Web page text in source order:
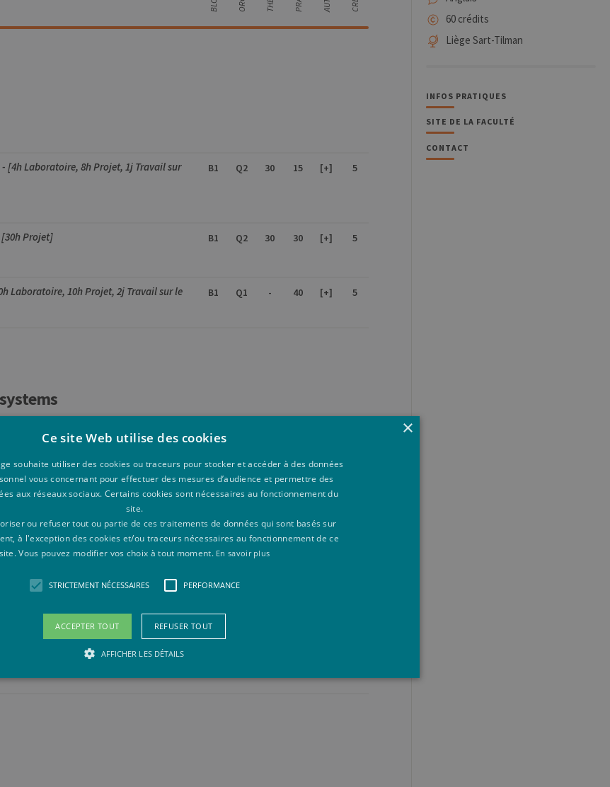
60 crédits
Liège Sart-Tilman
INFOS PRATIQUES
SITE DE LA FACULTÉ
CONTACT
[4h Laboratoire, 8h Projet, 1j Travail sur
B1 Q2 30 15 [+] 5
Projet] B1 Q2 30 30 [+] 5
Laboratoire, 10h Projet, 2j Travail sur le
B1 Q1 - 40 [+] 5
le terrain, 15h Projet] 15 15 [+]
0,5j Travail sur le terrain] 10 10 [+]
Laboratoire, 15h Projet]
×
Ce site Web utilise des cookies
souhaite utiliser des cookies ou traceurs pour stocker et accéder à des données
vous concernant pour effectuer des mesures d’audience et permettre des
aux réseaux sociaux. Certains cookies sont nécessaires au fonctionnement du
site.
ou refuser tout ou partie de ces traitements de données qui sont basés sur
à l'exception des cookies et/ou traceurs nécessaires au fonctionnement de ce
site. Vous pouvez modifier vos choix à tout moment. En savoir plus
STRICTEMENT NÉCESSAIRES PERFORMANCE
ACCEPTER TOUT REFUSER TOUT
AFFICHER LES DÉTAILS